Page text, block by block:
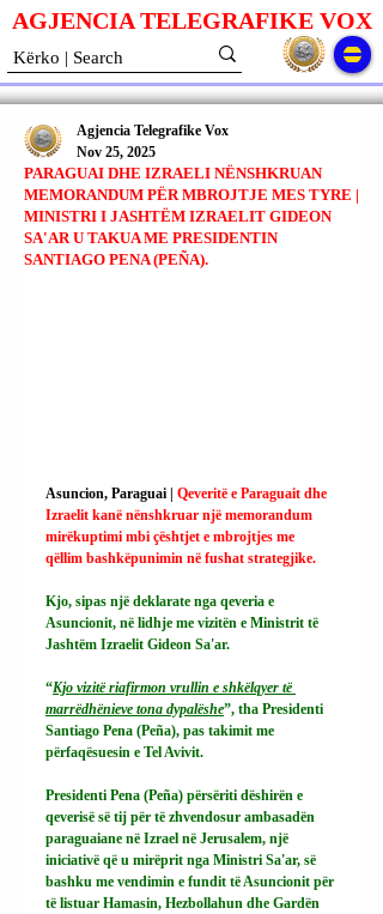
AGJENCIA TELEGRAFIKE VOX
PARAGUAI DHE IZRAELI NËNSHKRUAN
MEMORANDUM PËR MBROJTJE MES TYRE |
MINISTRI I JASHTËM IZRAELIT GIDEON
SA'AR U TAKUA ME PRESIDENTIN
SANTIAGO PENA (PEÑA).
Agjencia Telegrafike Vox
Nov 25, 2025
Asuncion, Paraguai | Qeveritë e Paraguait dhe
Izraelit kanë nënshkruar një memorandum
mirëkuptimi mbi çështjet e mbrojtjes me
qëllim bashkëpunimin në fushat strategjike.
Kjo, sipas një deklarate nga qeveria e
Asuncionit, në lidhje me vizitën e Ministrit të
Jashtëm Izraelit Gideon Sa'ar.
“Kjo vizitë riafirmon vrullin e shkëlqyer të
marrëdhënieve tona dypalëshe”, tha Presidenti
Santiago Pena (Peña), pas takimit me
përfaqësuesin e Tel Avivit.
Presidenti Pena (Peña) përsëriti dëshirën e
qeverisë së tij për të zhvendosur ambasadën
paraguaiane në Izrael në Jerusalem, një
iniciativë që u mirëprit nga Ministri Sa'ar, së
bashku me vendimin e fundit të Asuncionit për
të listuar Hamasin, Hezbollahun dhe Gardën